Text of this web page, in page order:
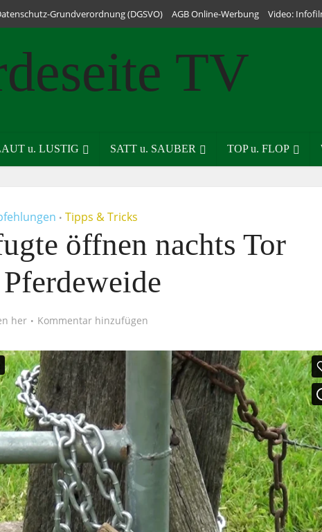
Grundverordnung (DGSVO) AGB Online-Werbung Video:
u. LUSTIG SATT u. SAUBER TOP u. FLOP
• Tipps & Tricks
öffnen nachts Tor
her Kommentar hinzufügen